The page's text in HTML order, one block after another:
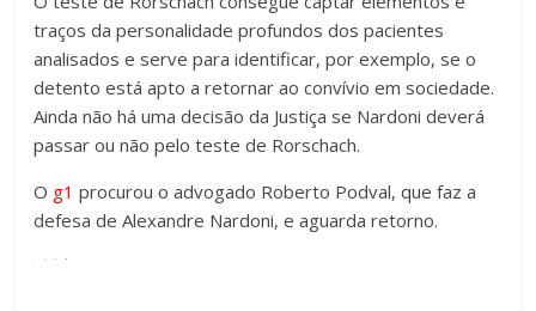
traços da personalidade profundos dos pacientes
analisados e serve para identificar, por exemplo, se o
detento está apto a retornar ao convívio em sociedade.
Ainda não há uma decisão da Justiça se Nardoni deverá
passar ou não pelo teste de Rorschach.
O g1 procurou o advogado Roberto Podval, que faz a
defesa de Alexandre Nardoni, e aguarda retorno.